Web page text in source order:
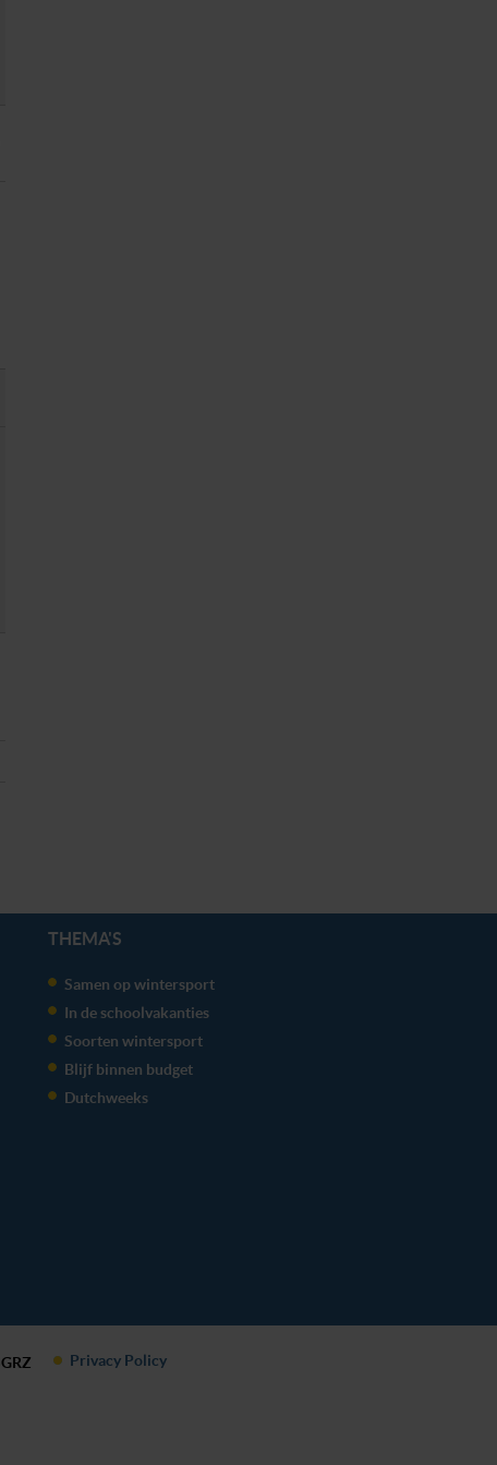
THEMA'S
Samen op wintersport
In de schoolvakanties
Soorten wintersport
Blijf binnen budget
Dutchweeks
Privacy Policy